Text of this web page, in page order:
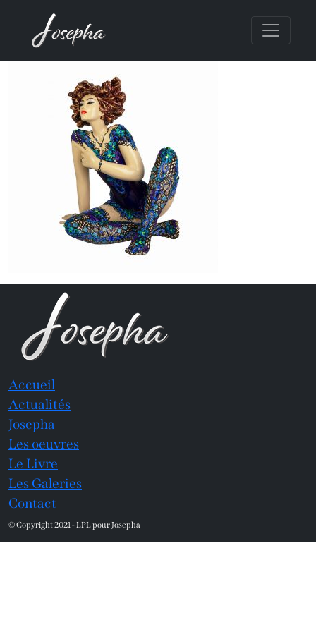
Accueil
Actualités
Josepha
Les oeuvres
Le Livre
Les Galeries
Contact
© Copyright 2021 - LPL pour Josepha